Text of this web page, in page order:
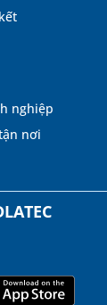
nghiệp
nơi